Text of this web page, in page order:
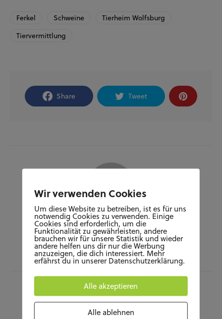
Ferkel Schweine
Tierheim Wolfsburg
Tiervermittlung
Share Tweet
Author
JARA HERDE
View Comments (0)
Wir verwenden Cookies
Um diese Website zu betreiben, ist es für uns
notwendig Cookies zu verwenden. Einige
Cookies sind erforderlich, um die
Funktionalität zu gewährleisten, andere
brauchen wir für unsere Statistik und wieder
andere helfen uns dir nur die Werbung
anzuzeigen, die dich interessiert. Mehr
erfährst du in unserer Datenschutzerklärung.
Alle akzeptieren
Alle ablehnen